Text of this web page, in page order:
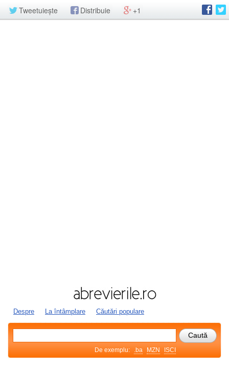
Tweetuiește Distribuie +1
Despre La întâmplare Căutări populare
De exemplu: .ba MZN ISCI